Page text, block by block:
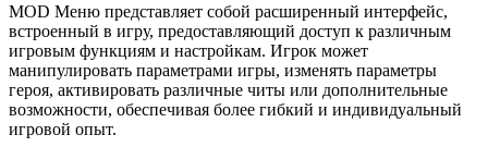
MOD Меню представляет собой расширенный интерфейс,
встроенный в игру, предоставляющий доступ к различным
игровым функциям и настройкам. Игрок может
манипулировать параметрами игры, изменять параметры
героя, активировать различные читы или дополнительные
возможности, обеспечивая более гибкий и индивидуальный
игровой опыт.